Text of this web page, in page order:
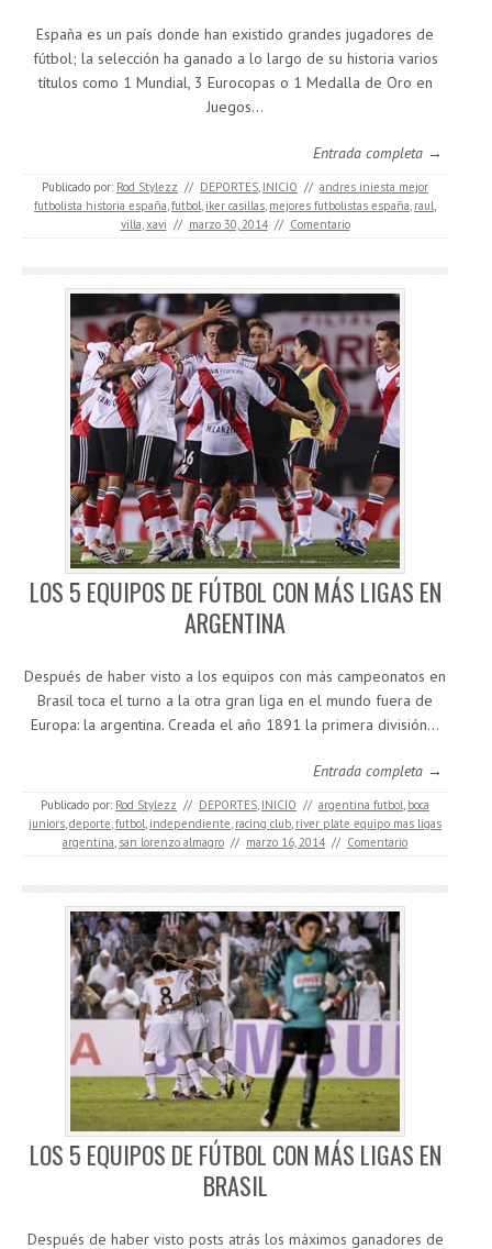
España es un país donde han existido grandes jugadores de
fútbol; la selección ha ganado a lo largo de su historia varios
títulos como 1 Mundial, 3 Eurocopas o 1 Medalla de Oro en
Juegos…
Entrada completa →
Publicado por: Rod Stylezz // DEPORTES, INICIO // andres iniesta mejor
futbolista historia españa,futbol, iker casillas, mejores futbolistas españa, raul,
villa,xavi // marzo 30, 2014 // Comentario
LOS 5 EQUIPOS DE FÚTBOL CON MÁS LIGAS EN
ARGENTINA
Después de haber visto a los equipos con más campeonatos en
Brasil toca el turno a la otra gran liga en el mundo fuera de
Europa: la argentina. Creada el año 1891 la primera división…
Entrada completa →
Publicado por: Rod Stylezz // DEPORTES, INICIO // argentina futbol, boca
juniors,deporte,futbol, independiente, racing club, river plate equipo mas ligas
argentina, san lorenzo almagro // marzo 16, 2014 // Comentario
LOS 5 EQUIPOS DE FÚTBOL CON MÁS LIGAS EN
BRASIL
Después de haber visto posts atrás los máximos ganadores de